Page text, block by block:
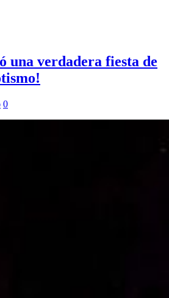
una verdadera fiesta de
0